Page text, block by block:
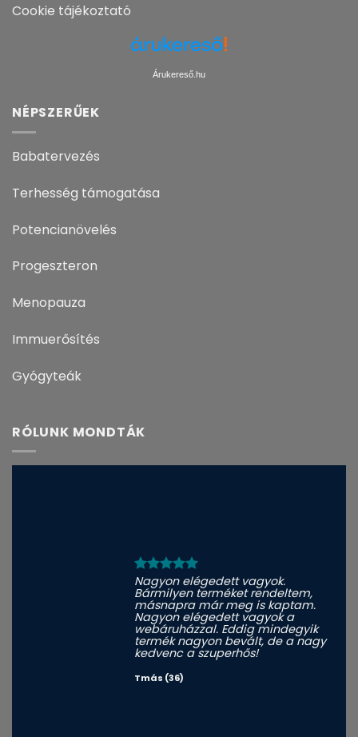
Cookie tájékoztató
Árukereső.hu
NÉPSZERŰEK
Babatervezés
Terhesség támogatása
Potencianövelés
Progeszteron
Menopauza
Immuerősítés
Gyógyteák
RÓLUNK MONDTÁK
Nagyon elégedett vagyok.
Bármilyen terméket rendeltem,
másnapra már meg is kaptam.
Nagyon elégedett vagyok a
webáruházzal. Eddig mindegyik
termék nagyon bevált, de a nagy
kedvenc a szuperhős!
Tmás (36)